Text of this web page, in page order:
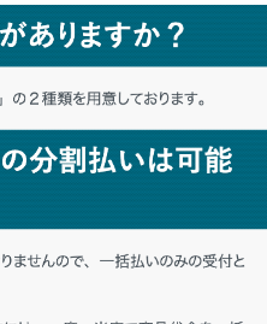
良い。またお願い
」